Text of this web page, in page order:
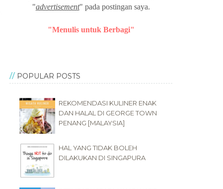
"advertisement" pada postingan saya.
"Menulis untuk Berbagi"
POPULAR POSTS
REKOMENDASI KULINER ENAK
DAN HALAL DI GEORGE TOWN
PENANG [MALAYSIA]
HAL YANG TIDAK BOLEH
DILAKUKAN DI SINGAPURA